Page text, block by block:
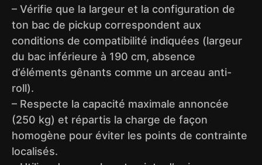
– Vérifie que la largeur et la configuration de
ton bac de pickup correspondent aux
conditions de compatibilité indiquées (largeur
du bac inférieure à 190 cm, absence
d’éléments gênants comme un arceau anti-
roll).
– Respecte la capacité maximale annoncée
(250 kg) et répartis la charge de façon
homogène pour éviter les points de contrainte
localisés.